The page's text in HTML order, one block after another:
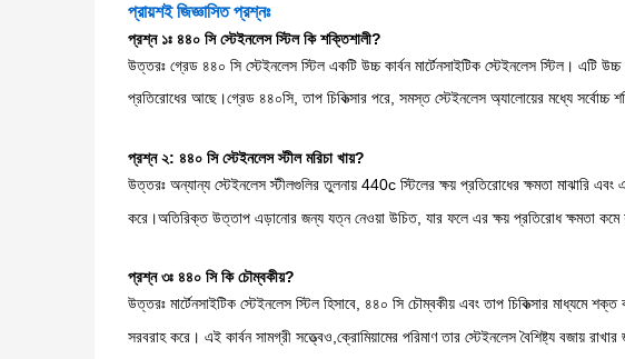
প্রায়শই জিজ্ঞাসিত প্রশ্নঃ
প্রশ্ন ১ঃ ৪৪০ সি স্টেইনলেস স্টিল কি শক্তিশালী?
উত্তরঃ গ্রেড ৪৪০ সি স্টেইনলেস স্টিল একটি উচ্চ কার্বন মার্টেনসাইটিক স্টেইনলেস স্টিল। এটি
প্রতিরোধের আছে।গ্রেড ৪৪০সি, তাপ চিকিত্সার পরে, সমস্ত স্টেইনলেস অ্যালোয়ের মধ্যে সর্বোচ্চ
প্রশ্ন ২: ৪৪০ সি স্টেইনলেস স্টীল মরিচা খায়?
উত্তরঃ অন্যান্য স্টেইনলেস স্টীলগুলির তুলনায় 440c স্টিলের ক্ষয় প্রতিরোধের ক্ষমতা মাঝারি
করে।অতিরিক্ত উত্তাপ এড়ানোর জন্য যত্ন নেওয়া উচিত, যার ফলে এর ক্ষয় প্রতিরোধ ক্ষমতা কমে
প্রশ্ন ৩ঃ ৪৪০ সি কি চৌম্বকীয়?
উত্তরঃ মার্টেনসাইটিক স্টেইনলেস স্টিল হিসাবে, ৪৪০ সি চৌম্বকীয় এবং তাপ চিকিত্সার মাধ্যমে
সরবরাহ করে। এই কার্বন সামগ্রী সত্ত্বেও,ক্রোমিয়ামের পরিমাণ তার স্টেইনলেস বৈশিষ্ট্য বজায় রাখার